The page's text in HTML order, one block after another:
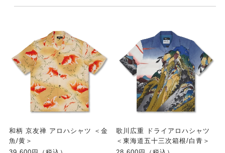
和柄 京友禅 アロハシャツ ＜金
魚/黄＞
歌川広重 ドライアロハシャツ
＜東海道五十三次箱根/白青＞